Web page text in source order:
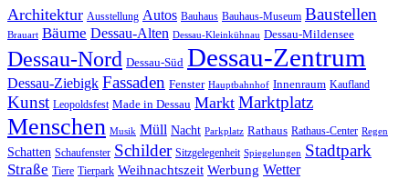
Architektur Ausstellung Autos Bauhaus Bauhaus-Museum Baustellen
Brauart Bäume Dessau-Alten Dessau-Kleinkühnau Dessau-Mildensee
Dessau-Nord Dessau-Süd Dessau-Zentrum
Dessau-Ziebigk Fassaden Fenster Hauptbahnhof Innenraum Kaufland
Kunst Leopoldsfest Made in Dessau Markt Marktplatz
Menschen Musik Müll Nacht Parkplatz Rathaus Rathaus-Center Regen
Schatten Schaufenster Schilder Sitzgelegenheit Spiegelungen Stadtpark
Straße Tiere Tierpark Weihnachtszeit Werbung Wetter